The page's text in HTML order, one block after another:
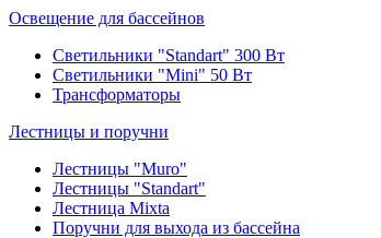
Освещение для бассейнов
Светильники "Standart" 300 Вт
Светильники "Mini" 50 Вт
Трансформаторы
Лестницы и поручни
Лестницы "Muro"
Лестницы "Standart"
Лестница Mixta
Поручни для выхода из бассейна